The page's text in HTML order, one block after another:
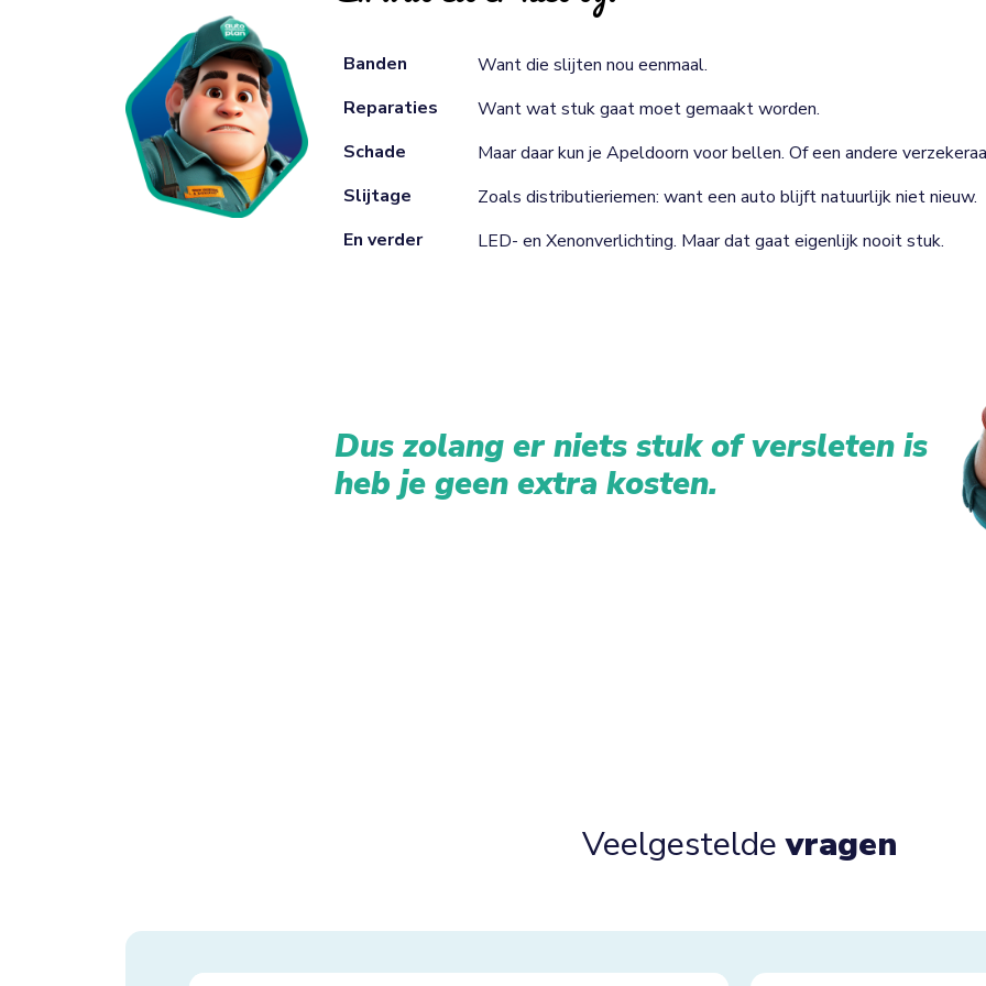
Banden
Want die slijten nou eenmaal.
Reparaties
Want wat stuk gaat moet gemaakt worden.
Schade
Maar daar kun je Apeldoorn voor bellen. Of een andere
Slijtage
Zoals distributieriemen: want een auto blijft natuurlijk niet nieuw.
En verder
LED- en Xenonverlichting. Maar dat gaat eigenlijk nooit stuk.
Dus zolang er niets stuk of versleten is
heb je geen extra kosten.
Veelgesteldevragen